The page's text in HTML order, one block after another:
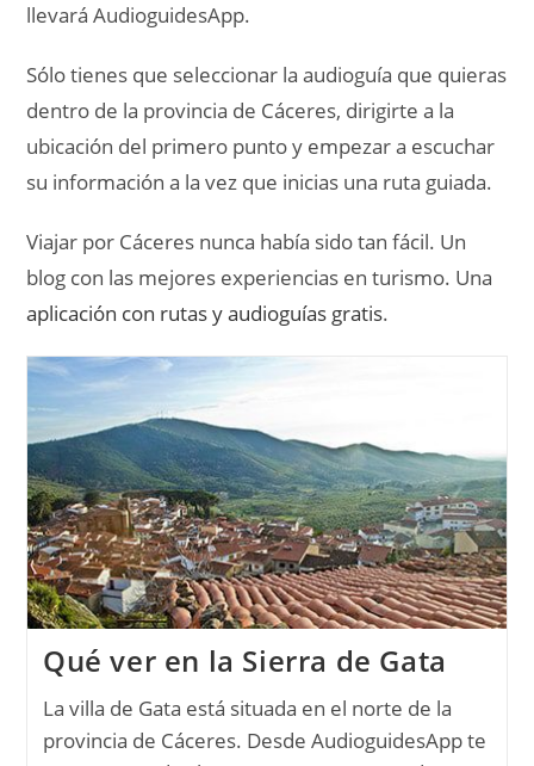
llevará AudioguidesApp.
Sólo tienes que seleccionar la audioguía que quieras
dentro de la provincia de Cáceres, dirigirte a la
ubicación del primero punto y empezar a escuchar
su información a la vez que inicias una ruta guiada.
Viajar por Cáceres nunca había sido tan fácil. Un
blog con las mejores experiencias en turismo. Una
aplicación con rutas y audioguías gratis.
Qué ver en la Sierra de Gata
La villa de Gata está situada en el norte de la
provincia de Cáceres. Desde AudioguidesApp te